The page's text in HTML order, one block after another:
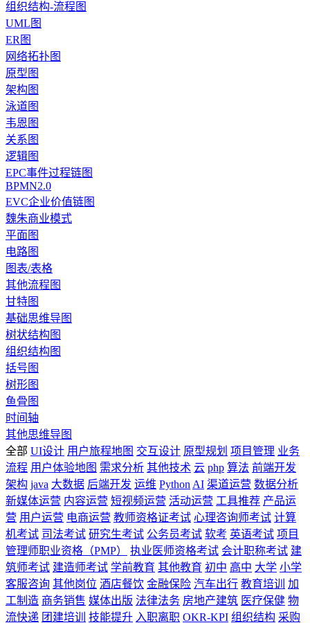
组织结构-流程图
UML图
ER图
网络拓扑图
原型图
架构图
泳道图
韦恩图
关系图
逻辑图
EPC事件过程链图
BPMN2.0
EVC企业价值链图
魏朱商业模式
平面图
电路图
图表/表格
其他流程图
甘特图
基础思维导图
树状结构图
组织结构图
括号图
树形图
鱼骨图
时间轴
其他思维导图
全部 UI设计 用户旅程地图 交互设计 原型规划 项目管理 业务
流程 用户体验地图 需求分析 其他技术 云 php 算法 前端开发
架构 java 大数据 后端开发 运维 Python AI 渠道运营 数据分析
新媒体运营 内容运营 短视频运营 活动运营 工具推荐 产品运
营 用户运营 电商运营 教师资格证考试 心理咨询师考试 计算
机考试 司法考试 研究生考试 公务员考试 软考 英语考试 项目
管理师职业资格（PMP）
执业医师资格考试 会计职称考试 建
筑师考试 建造师考试 学前教育 其他教育 初中 高中 大学 小学
客服咨询 其他岗位 酒店餐饮 金融保险 汽车出行 教育培训
加
工制造 商务销售 媒体出版 法律法务 房地产建筑 医疗保健 物
流快递 团建培训 技能提升 入职离职 OKR-KPI 组织结构 采购